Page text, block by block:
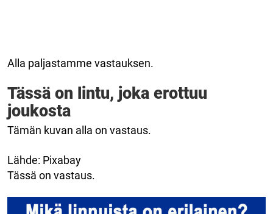
Alla paljastamme vastauksen.
Tässä on lintu, joka erottuu
joukosta
Tämän kuvan alla on vastaus.
Lähde: Pixabay
Tässä on vastaus.